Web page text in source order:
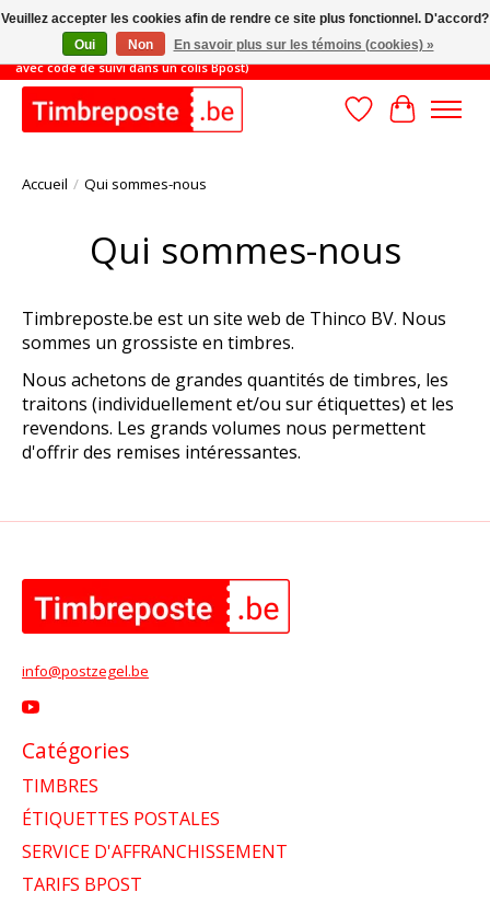
JUSQU'AU 31/8: MONTANT MINIMUM DE COMMANDE 45€ (livraison gratuite
avec code de suivi dans un colis Bpost)
Liste dePanier
Accueil / Qui sommes-nous
Qui sommes-nous
Timbreposte.be est un site web de Thinco BV. Nous
sommes un grossiste en timbres.
Nous achetons de grandes quantités de timbres, les
traitons (individuellement et/ou sur étiquettes) et les
revendons. Les grands volumes nous permettent
d'offrir des remises intéressantes.
info@postzegel.be
Catégories
TIMBRES
ÉTIQUETTES POSTALES
SERVICE D'AFFRANCHISSEMENT
TARIFS BPOST
Veuillez accepter les cookies afin de rendre ce site plus fonctionnel. D'accord?
Oui
Non En savoir plus sur les témoins (cookies) »